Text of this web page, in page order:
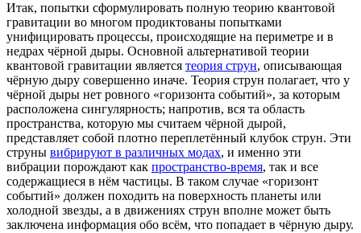
Итак, попытки сформулировать полную теорию квантовой
гравитации во многом продиктованы попытками
унифицировать процессы, происходящие на периметре и в
недрах чёрной дыры. Основной альтернативой теории
квантовой гравитации является теория струн, описывающая
чёрную дыру совершенно иначе. Теория струн полагает, что у
чёрной дыры нет ровного «горизонта событий», за которым
расположена сингулярность; напротив, вся та область
пространства, которую мы считаем чёрной дырой,
представляет собой плотно переплетённый клубок струн. Эти
струны вибрируют в различных модах, и именно эти
вибрации порождают как пространство-время, так и все
содержащиеся в нём частицы. В таком случае «горизонт
событий» должен походить на поверхность планеты или
холодной звезды, а в движениях струн вполне может быть
заключена информация обо всём, что попадает в чёрную дыру.